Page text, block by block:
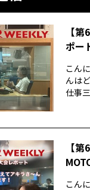
【
ポー
こん
んは
仕事
【
こん